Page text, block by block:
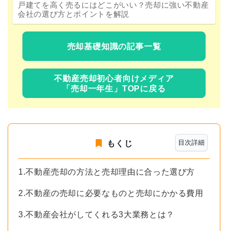
戸建てを高く売るにはどこがいい？売却に強い不動産
会社の選び方とポイントを解説
売却基礎知識の記事一覧
不動産売却初心者向けメディア
「売却一年生」TOPに戻る
目次詳細
もくじ
1.不動産売却の方法と売却理由に合った選び方
2.不動産の売却に必要なものと売却にかかる費用
3.不動産会社がしてくれる3大業務とは？